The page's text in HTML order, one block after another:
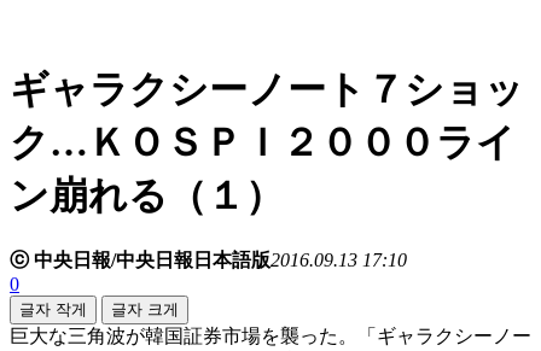
ギャラクシーノート７ショッ
ク…ＫＯＳＰＩ２０００ライ
ン崩れる（１）
ⓒ 中央日報/中央日報日本語版2016.09.13 17:10
0
글자 작게 글자 크게
巨大な三角波が韓国証券市場を襲った。「ギャラクシーノー